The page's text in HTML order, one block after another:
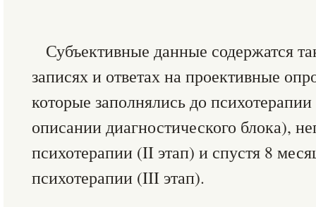
Субъективные данные содержатся
записях и ответах на проективные
которые заполнялись до
описании диагностического блока),
психотерапии (II этап) и спустя 8
психотерапии (III этап).